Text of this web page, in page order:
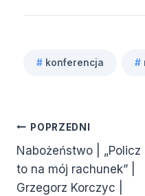
Tagi
# konferencja #
Nawigacja
wpisu
POPRZEDNI
Nabożeństwo | „Policz
to na mój rachunek” |
Grzegorz Korczyc |